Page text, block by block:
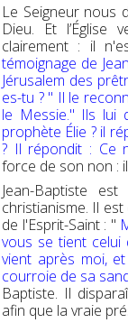
Le Seigneur nous
Dieu. Et l’Église
clairement : il
témoignage de
Jérusalem des
es-tu ? " Il le
le Messie." Ils lui
prophète Élie ? il
? Il répondit : Ce
force de son non :
Jean-Baptiste
christianisme. Il
de l'Esprit-Saint : "
vous se tient celui
vient après moi,
courroie de sa
Baptiste. Il
afin que la vraie